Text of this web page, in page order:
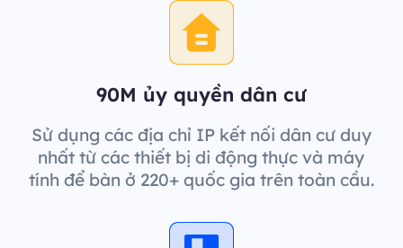
90M ủy quyền dân cư
Sử dụng các địa chỉ IP kết nối dân cư duy
nhất từ các thiết bị di động thực và máy
tính để bàn ở 220+ quốc gia trên toàn cầu.